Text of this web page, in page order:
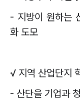
- 지방이 원하는
화 도모
√ 지역 산업단지
- 산단을 기업과